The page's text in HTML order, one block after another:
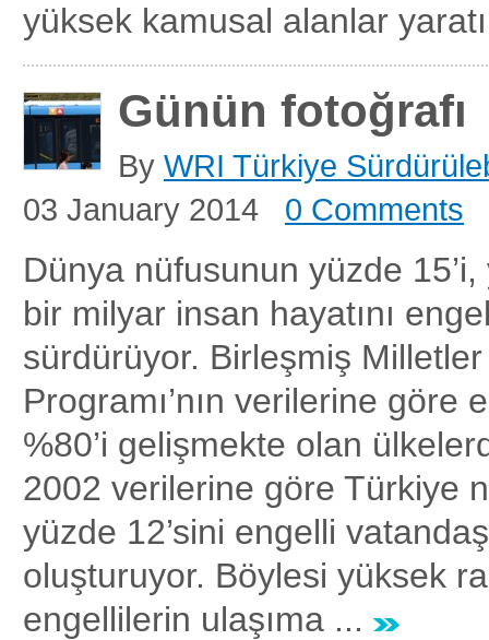
yüksek kamusal alanlar
Günün fotoğrafı
By WRI Türkiye
03 January 2014
0 Comments
Dünya nüfusunun yüzde 15’i,
bir milyar insan hayatını
sürdürüyor. Birleşmiş Milletler
Programı’nın verilerine göre
%80’i gelişmekte olan
2002 verilerine göre Türkiye
yüzde 12’sini engelli
oluşturuyor. Böylesi yüksek
engellilerin ulaşıma ...